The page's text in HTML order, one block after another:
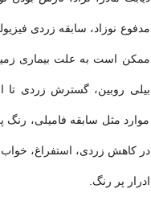
مدفوع نوزاد، سابقه زردی
موارد مثل سابقه فامیلی،
در کاهش زردی، استفراغ،
ادرار پر رنگ.